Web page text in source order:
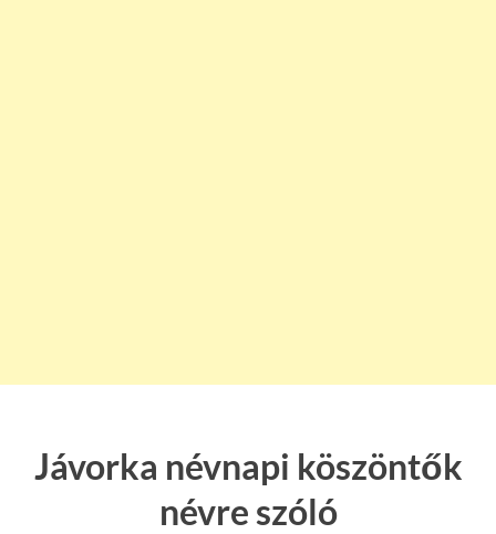
Jávorka névnapi köszöntők
névre szóló